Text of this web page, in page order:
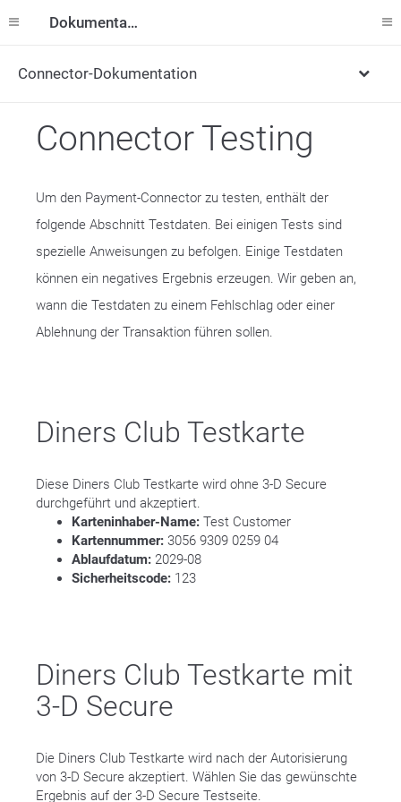
Dokumentation
Connector-Dokumentation
Connector Testing
Um den Payment-Connector zu testen, enthält der
folgende Abschnitt Testdaten. Bei einigen Tests sind
spezielle Anweisungen zu befolgen. Einige Testdaten
können ein negatives Ergebnis erzeugen. Wir geben an,
wann die Testdaten zu einem Fehlschlag oder einer
Ablehnung der Transaktion führen sollen.
Diners Club Testkarte
Diese Diners Club Testkarte wird ohne 3-D Secure
durchgeführt und akzeptiert.
Karteninhaber-Name: Test Customer
Kartennummer: 3056 9309 0259 04
Ablaufdatum: 2029-08
Sicherheitscode: 123
Diners Club Testkarte mit
3-D Secure
Die Diners Club Testkarte wird nach der Autorisierung
von 3-D Secure akzeptiert. Wählen Sie das gewünschte
Ergebnis auf der 3-D Secure Testseite.